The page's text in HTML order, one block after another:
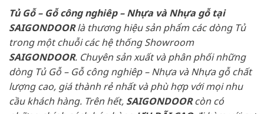
Tủ Gỗ – Gỗ công nghiêp – Nhựa và Nhựa gỗ tại
SAIGONDOORlà thương hiệu sản phẩm các dòng Tủ
trong một chuỗi các hệ thống Showroom
SAIGONDOOR. Chuyên sản xuất và phân phối những
dòng Tủ Gỗ – Gỗ công nghiêp – Nhựa và Nhựa gỗ chất
lượng cao, giá thành rẻ nhất và phù hợp với mọi nhu
cầu khách hàng. Trên hết, SAIGONDOORcòn có